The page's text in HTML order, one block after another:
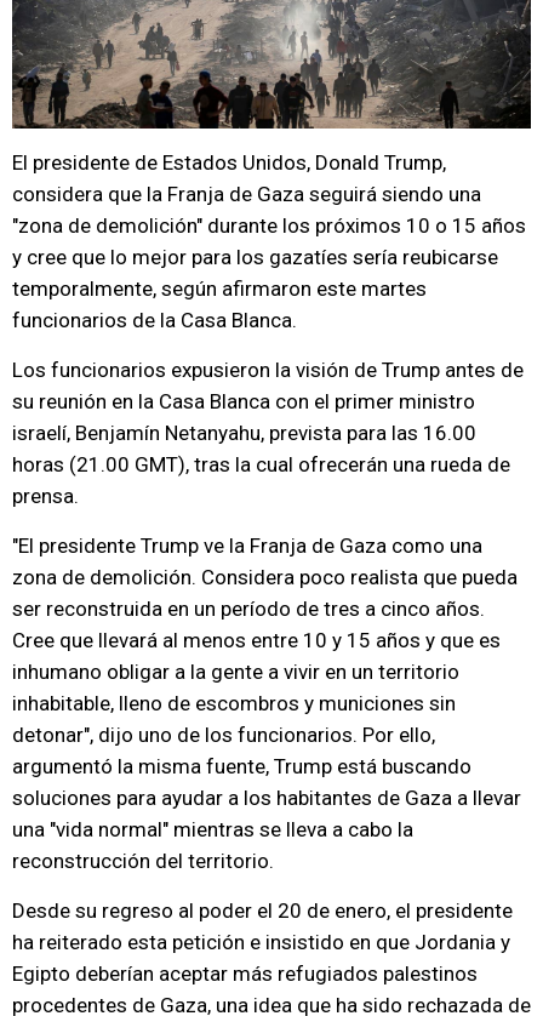
El presidente de Estados Unidos, Donald Trump,
considera que la Franja de Gaza seguirá siendo una
"zona de demolición" durante los próximos 10 o 15 años
y cree que lo mejor para los gazatíes sería reubicarse
temporalmente, según afirmaron este martes
funcionarios de la Casa Blanca.
Los funcionarios expusieron la visión de Trump antes de
su reunión en la Casa Blanca con el primer ministro
israelí, Benjamín Netanyahu, prevista para las 16.00
horas (21.00 GMT), tras la cual ofrecerán una rueda de
prensa.
"El presidente Trump ve la Franja de Gaza como una
zona de demolición. Considera poco realista que pueda
ser reconstruida en un período de tres a cinco años.
Cree que llevará al menos entre 10 y 15 años y que es
inhumano obligar a la gente a vivir en un territorio
inhabitable, lleno de escombros y municiones sin
detonar", dijo uno de los funcionarios. Por ello,
argumentó la misma fuente, Trump está buscando
soluciones para ayudar a los habitantes de Gaza a llevar
una "vida normal" mientras se lleva a cabo la
reconstrucción del territorio.
Desde su regreso al poder el 20 de enero, el presidente
ha reiterado esta petición e insistido en que Jordania y
Egipto deberían aceptar más refugiados palestinos
procedentes de Gaza, una idea que ha sido rechazada de